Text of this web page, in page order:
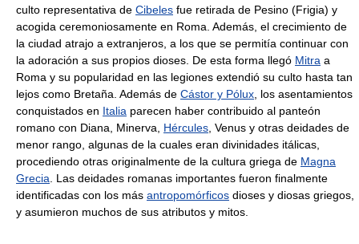
culto representativa de Cibeles fue retirada de Pesino (Frigia) y
acogida ceremoniosamente en Roma. Además, el crecimiento de
la ciudad atrajo a extranjeros, a los que se permitía continuar con
la adoración a sus propios dioses. De esta forma llegó Mitra a
Roma y su popularidad en las legiones extendió su culto hasta tan
lejos como Bretaña. Además de Cástor y Pólux , los asentamientos
conquistados en Italia parecen haber contribuido al panteón
romano con Diana, Minerva, Hércules , Venus y otras deidades de
menor rango, algunas de la cuales eran divinidades itálicas,
procediendo otras originalmente de la cultura griega de Magna
Grecia . Las deidades romanas importantes fueron finalmente
identificadas con los más antropomórficos dioses y diosas griegos,
y asumieron muchos de sus atributos y mitos.